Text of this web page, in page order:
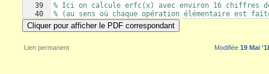
39
40
41
% Ici on calcule erfc(x) avec environ 16 chiffres
% (au sens où chaque opération élémentaire est
% précision).
Cliquer pour afficher le PDF correspondant
Lien permanent Modifiée 19 Mai